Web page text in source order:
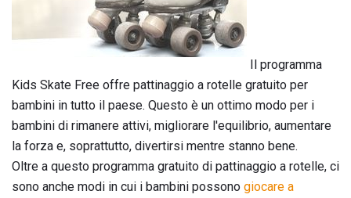
Il programma
Kids Skate Free offre pattinaggio a rotelle gratuito per
bambini in tutto il paese. Questo è un ottimo modo per i
bambini di rimanere attivi, migliorare l'equilibrio, aumentare
la forza e, soprattutto, divertirsi mentre stanno bene.
Oltre a questo programma gratuito di pattinaggio a rotelle, ci
sono anche modi in cui i bambini possono giocare a